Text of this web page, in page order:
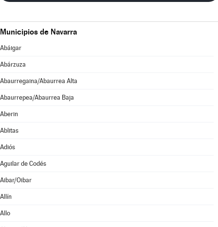
Municipios de Navarra
Abáigar
Abárzuza
Abaurregaina/Abaurrea Alta
Abaurrepea/Abaurrea Baja
Aberin
Ablitas
Adiós
Aguilar de Codés
Aibar/Oibar
Allín
Allo